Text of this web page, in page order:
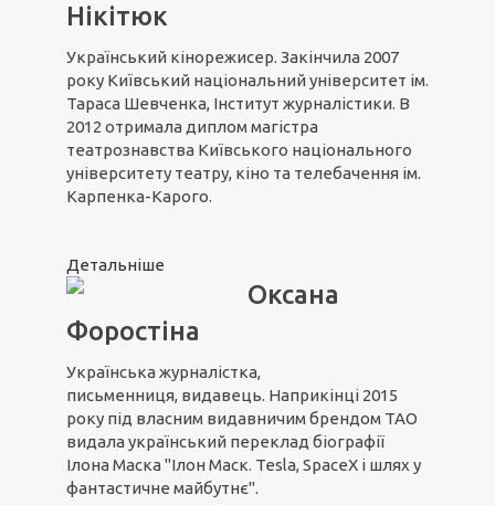
Нікітюк
Український кінорежисер. Закінчила 2007
року Київський національний університет ім.
Тараса Шевченка, Інститут журналістики. В
2012 отримала диплом магістра
театрознавства Київського національного
університету театру, кіно та телебачення ім.
Карпенка-Карого.
Детальніше
Оксана
Форостіна
Українська журналістка,
письменниця, видавець. Наприкінці 2015
року під власним видавничим брендом ТАО
видала український переклад біографії
Ілона Маска "Ілон Маск. Tesla, SpaceX і шлях у
фантастичне майбутнє".